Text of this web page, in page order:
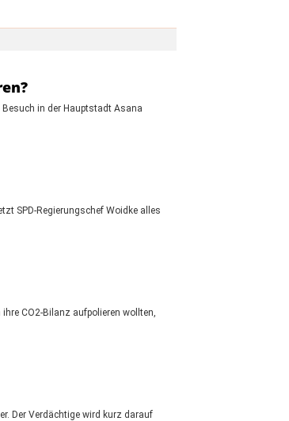
in der Hauptstadt Asana
SPD-Regierungschef Woidke alles
CO2-Bilanz aufpolieren wollten,
Der Verdächtige wird kurz darauf